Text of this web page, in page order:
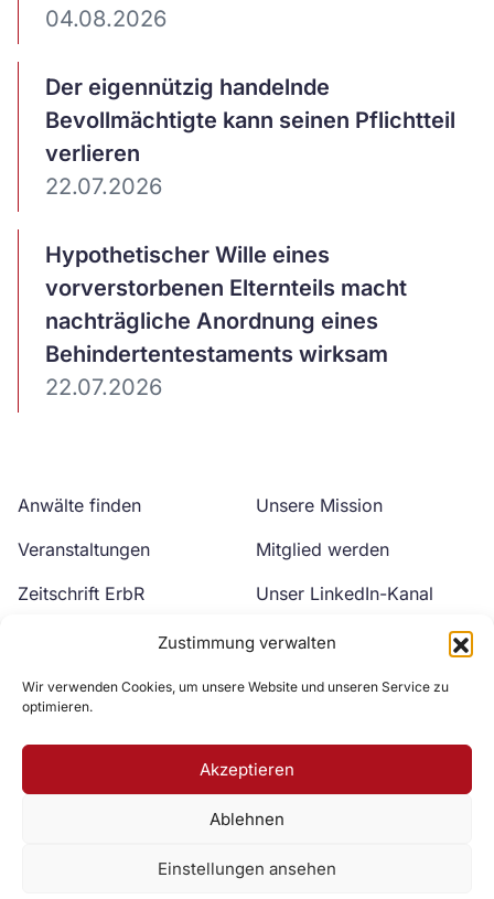
Zustimmung verwalten
Wir verwenden Cookies, um unsere Website und unseren Service zu
optimieren.
Akzeptieren
Ablehnen
Einstellungen ansehen
04.08.2026
Der eigennützig handelnde
Bevollmächtigte kann seinen Pflichtteil
verlieren
22.07.2026
Artikel
ansehen
Hypothetischer Wille eines
vorverstorbenen Elternteils macht
nachträgliche Anordnung eines
Behindertentestaments wirksam
22.07.2026
Artikel
ansehen
Anwälte finden
Veranstaltungen
Zeitschrift ErbR
Unsere Mission
Mitglied werden
Unser LinkedIn-Kanal
Unser YouTube-Kanal
Zur DAV Webseite